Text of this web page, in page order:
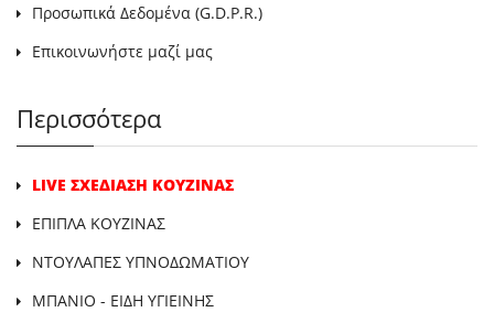
Προσωπικά Δεδομένα (G.D.P.R.)
Επικοινωνήστε μαζί μας
Περισσότερα
LIVE ΣΧΕΔΙΑΣΗ ΚΟΥΖΙΝΑΣ
ΕΠΙΠΛΑ ΚΟΥΖΙΝΑΣ
ΝΤΟΥΛΑΠΕΣ ΥΠΝΟΔΩΜΑΤΙΟΥ
ΜΠΑΝΙΟ - ΕΙΔΗ ΥΓΙΕΙΝΗΣ